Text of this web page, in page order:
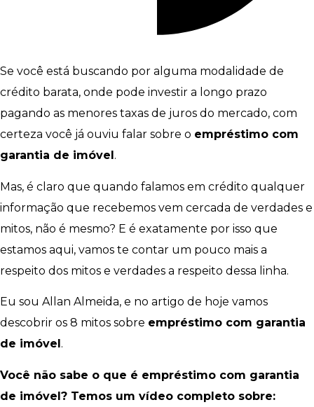
Se você está buscando por alguma modalidade de
crédito barata, onde pode investir a longo prazo
pagando as menores taxas de juros do mercado, com
certeza você já ouviu falar sobre o empréstimo com
garantia de imóvel .
Mas, é claro que quando falamos em crédito qualquer
informação que recebemos vem cercada de verdades e
mitos, não é mesmo? E é exatamente por isso que
estamos aqui, vamos te contar um pouco mais a
respeito dos mitos e verdades a respeito dessa linha.
Eu sou Allan Almeida, e no artigo de hoje vamos
descobrir os 8 mitos sobre empréstimo com garantia
de imóvel .
Você não sabe o que é empréstimo com garantia
de imóvel? Temos um vídeo completo sobre: